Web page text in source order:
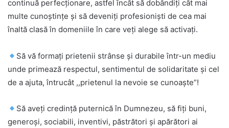
continuă perfecționare, astfel încât să dobândiți cât mai
multe cunoștințe și să deveniți profesioniști de cea mai
înaltă clasă în domeniile în care veți alege să activați.
Să vă formați prietenii strânse și durabile într-un mediu
unde primează respectul, sentimentul de solidaritate și cel
de a ajuta, întrucât ,,prietenul la nevoie se cunoaște”!
Să aveți credință puternică în Dumnezeu, să fiți buni,
generoși, sociabili, inventivi, păstrători și apărători ai